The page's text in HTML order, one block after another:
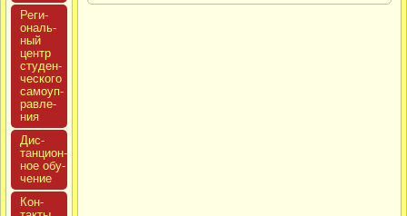
Реги­
ональ­
ный
центр
сту­ден­
ческо­го
са­мо­уп­
равле­
ния
Дис­
танци­он­
ное обу­
чение
Кон­